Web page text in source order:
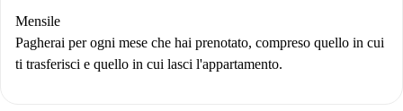
Mensile
Pagherai per ogni mese che hai prenotato, compreso quello in cui
ti trasferisci e quello in cui lasci l'appartamento.